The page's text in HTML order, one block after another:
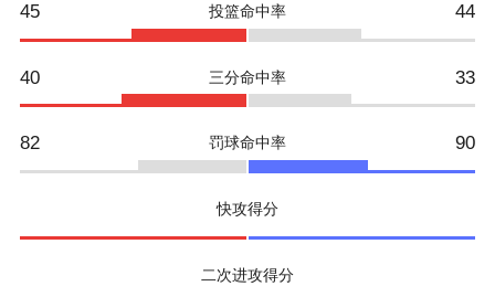
45 投篮命中率 44
40 三分命中率 33
82 罚球命中率 90
快攻得分
二次进攻得分